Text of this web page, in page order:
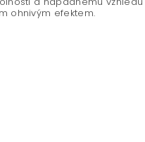
ohnivým efektem.